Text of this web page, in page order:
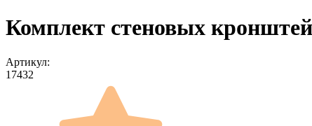
Комплект стеновых
Артикул:
17432